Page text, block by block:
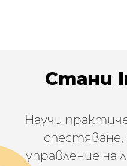
Стани
Научи
управление на